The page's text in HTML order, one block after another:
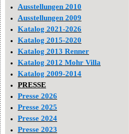
Ausstellungen 2010
Ausstellungen 2009
Katalog 2021-2026
Katalog 2015-2020
Katalog 2013 Renner
Katalog 2012 Mohr Villa
Katalog 2009-2014
PRESSE
Presse 2026
Presse 2025
Presse 2024
Presse 2023